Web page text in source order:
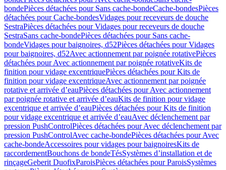
bondePièces détachées pour Sans cache-bondeCache-bondesPièces
détachées pour Cache-bondesVidages pour receveurs de douche
SestraPièces détachées pour Vidages pour receveurs de douche
SestraSans cache-bondePièces détachées pour Sans cache-
bondeVidages pour baignoires, d52Pièces détachées pour Vidages
pour baignoires, d52Avec actionnement par poignée rotativePièces
détachées pour Avec actionnement par poignée rotativeKits de
finition pour vidage excentriquePièces détachées pour Kits de
finition pour vidage excentriqueAvec actionnement par poignée
rotative et arrivée d’eauPièces détachées pour Avec actionnement
par poignée rotative et arrivée d’eauKits de finition pour vidage
excentrique et arrivée d’eauPièces détachées pour Kits de finition
pour vidage excentrique et arrivée d’eauAvec déclenchement par
pression PushControlPièces détachées pour Avec déclenchement par
pression PushControlAvec cache-bondePièces détachées pour Avec
cache-bondeAccessoires pour vidages pour baignoiresKits de
raccordementBouchons de bondeTésSystèmes d’installation et de
rinçageGeberit DuofixParoisPièces détachées pour ParoisSystèmes